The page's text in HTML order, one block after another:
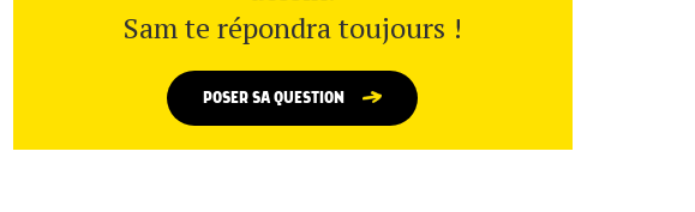
Sam te répondra toujours !
POSER SA QUESTION